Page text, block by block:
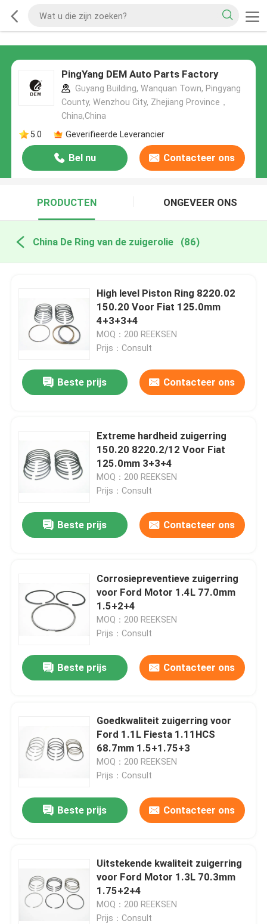
PingYang DEM Auto Parts Factory
Guyang Building, Wanquan Town, Pingyang
County, Wenzhou City, Zhejiang Province，
China,China
5.0
Geverifieerde Leverancier
Bel nu Contacteer ons
PRODUCTEN ONGEVEER ONS
China De Ring van de zuigerolie (86)
High level Piston Ring 8220.02
150.20 Voor Fiat 125.0mm
4+3+3+4
MOQ：200 REEKSEN
Prijs：Consult
Beste prijs Contacteer ons
Extreme hardheid zuigerring
150.20 8220.2/12 Voor Fiat
125.0mm 3+3+4
MOQ：200 REEKSEN
Prijs：Consult
Beste prijs Contacteer ons
Corrosiepreventieve zuigerring
voor Ford Motor 1.4L 77.0mm
1.5+2+4
MOQ：200 REEKSEN
Prijs：Consult
Beste prijs Contacteer ons
Goedkwaliteit zuigerring voor
Ford 1.1L Fiesta 1.11HCS
68.7mm 1.5+1.75+3
MOQ：200 REEKSEN
Prijs：Consult
Beste prijs Contacteer ons
Uitstekende kwaliteit zuigerring
voor Ford Motor 1.3L 70.3mm
1.75+2+4
MOQ：200 REEKSEN
Prijs：Consult